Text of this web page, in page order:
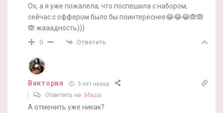
Ох, а я уже пожалела, что поспешила с набором,
сейчас с оффером было бы поинтереснее😂😂😂🙈🙈
🙈 жааадность)))
0 Ответить
Виктория 5 лет назад
Ответить на Маша
А отменить уже никак?